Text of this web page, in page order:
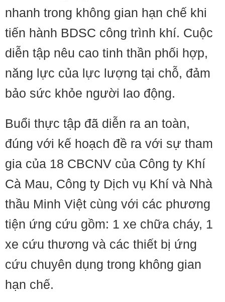
nhanh trong không gian hạn chế khi
tiến hành BDSC công trình khí. Cuộc
diễn tập nêu cao tinh thần phối hợp,
năng lực của lực lượng tại chỗ, đảm
bảo sức khỏe người lao động.
Buổi thực tập đã diễn ra an toàn,
đúng với kế hoạch đề ra với sự tham
gia của 18 CBCNV của Công ty Khí
Cà Mau, Công ty Dịch vụ Khí và Nhà
thầu Minh Việt cùng với các phương
tiện ứng cứu gồm: 1 xe chữa cháy, 1
xe cứu thương và các thiết bị ứng
cứu chuyên dụng trong không gian
hạn chế.